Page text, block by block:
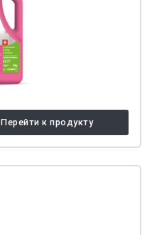
Перейти к продукту